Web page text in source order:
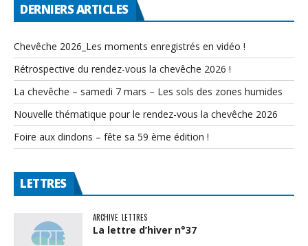
DERNIERS ARTICLES
Chevêche 2026_Les moments enregistrés en vidéo !
Rétrospective du rendez-vous la chevêche 2026 !
La chevêche – samedi 7 mars – Les sols des zones humides
Nouvelle thématique pour le rendez-vous la chevêche 2026
Foire aux dindons – fête sa 59 ème édition !
LETTRES
ARCHIVE LETTRES
La lettre d’hiver n°37